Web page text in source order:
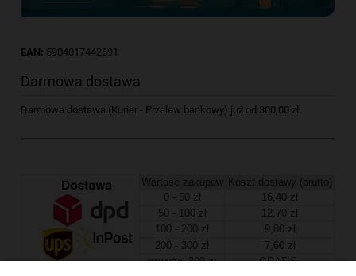
EAN: 5904017442691
Darmowa dostawa
Darmowa dostawa (Kurier - Przelew bankowy) już od 300,00 zł.
Wartość zakupów
Koszt dostawy (brutto)
0 - 50 zł
16,40 zł
50 - 100 zł
12,70 zł
100 - 200 zł
9,80 zł
200 - 300 zł
7,60 zł
powyżej 300 zł
GRATIS